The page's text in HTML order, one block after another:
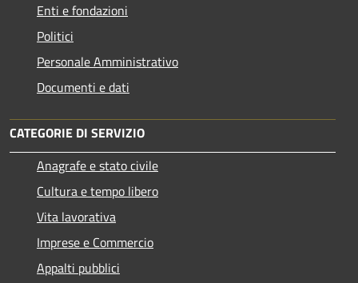
Enti e fondazioni
Politici
Personale Amministrativo
Documenti e dati
CATEGORIE DI SERVIZIO
Anagrafe e stato civile
Cultura e tempo libero
Vita lavorativa
Imprese e Commercio
Appalti pubblici